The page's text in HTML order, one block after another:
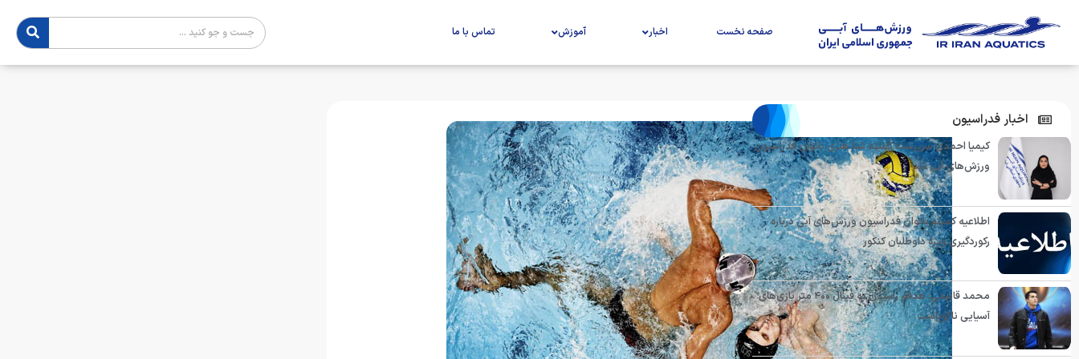
صفحه نخست اخبار آموزش تماس با ما
اخبار فدراسیون
کیمیا احمدی سرپرست کمیته شنا هنری بانوان فدراسیون
ورزش‌های آبی شد
اطلاعیه کمیته بانوان فدراسیون ورزش‌های آبی درباره
رکوردگیری ویژه داوطلبان کنکور
محمد قاسمی: هدفم رسیدن به فینال ۴۰۰ متر بازی‌های
آسیایی ناگویاست